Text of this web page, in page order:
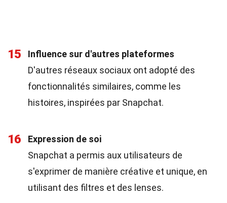
15
Influence sur d'autres plateformes
D'autres réseaux sociaux ont adopté des
fonctionnalités similaires, comme les
histoires, inspirées par Snapchat.
16
Expression de soi
Snapchat a permis aux utilisateurs de
s'exprimer de manière créative et unique, en
utilisant des filtres et des lenses.